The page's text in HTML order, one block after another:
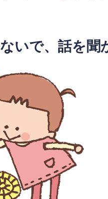
いで、話を聞